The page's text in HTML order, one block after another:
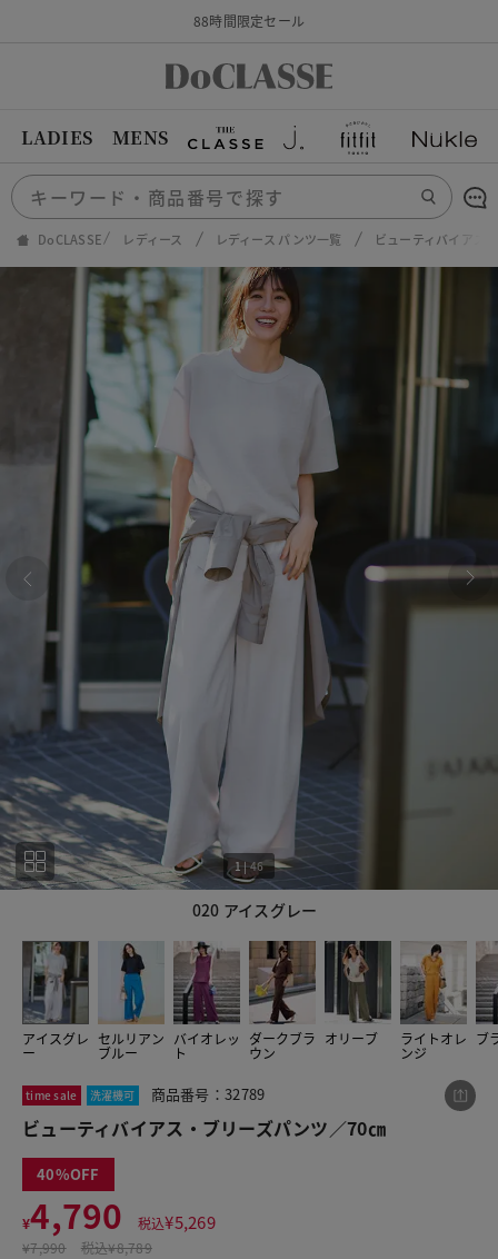
88時間限定セール
LADIES MENS
DoCLASSE レディース レディース パンツ一覧 ビューティバイアス
020 アイスグレー
1 |46
アイスグレ
ー
セルリアン
ブルー
バイオレッ
ト
ダークブラ
ウン
オリーブ ライトオレ
ンジ
ブ
1 46
time sale 洗濯機可 商品番号：32789
ビューティバイアス・ブリーズパンツ／70㎝
40
¥4,790 税込¥5,269
¥7,990 税込¥8,789
この商品をシェアする
ビューティバイアス・ブリーズパンツ／70㎝